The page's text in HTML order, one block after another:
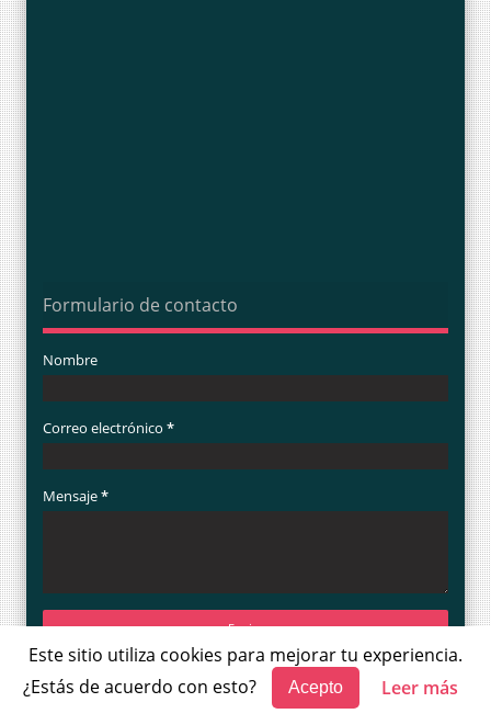
Este sitio utiliza cookies para mejorar tu experiencia.
¿Estás de acuerdo con esto?
Acepto Leer más
Formulario de contacto
Nombre
Correo electrónico *
Mensaje*